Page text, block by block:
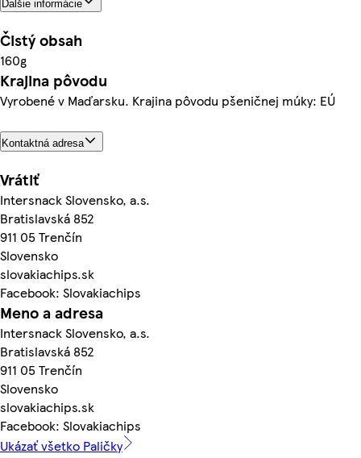
Ďalšie informácie
Čistý obsah
160g
Krajina pôvodu
Vyrobené v Maďarsku. Krajina pôvodu pšeničnej múky: EÚ
Kontaktná adresa
Vrátiť
Intersnack Slovensko, a.s.
Bratislavská 852
911 05 Trenčín
Slovensko
slovakiachips.sk
Facebook: Slovakiachips
Meno a adresa
Intersnack Slovensko, a.s.
Bratislavská 852
911 05 Trenčín
Slovensko
slovakiachips.sk
Facebook: Slovakiachips
Ukázať všetko Paličky